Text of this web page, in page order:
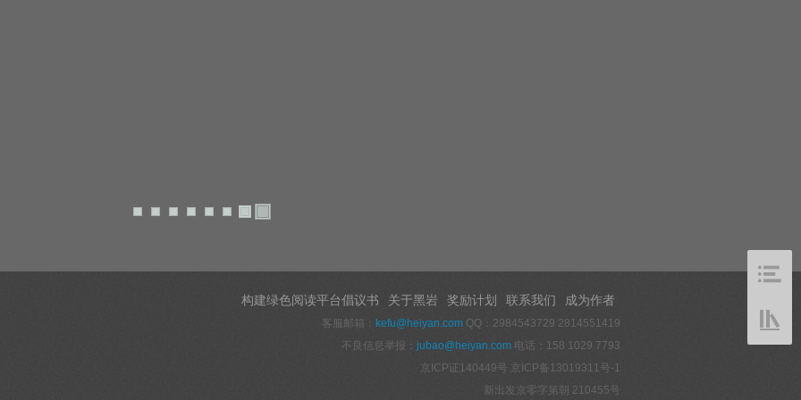
构建绿色阅读平台倡议书 关于黑岩 奖励计划 联系我们 成为作者
客服邮箱： kefu@heiyan.com QQ：2984543729 2814551419
不良信息举报： jubao@heiyan.com 电话：158 1029 7793
京ICP证140449号 京ICP备13019311号-1
新出发京零字第朝 210455号